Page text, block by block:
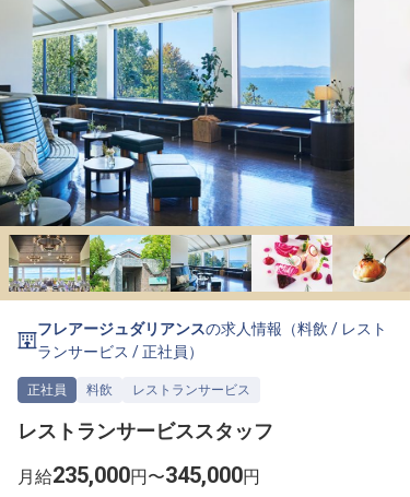
就職・転職 合同説明会
おもてなしHRについて
ご利用の流れ
よくある質問
ホテル・宿泊業界情報コラム
無料 転職サポートに申し込む
フレアージュダリアンスの求人情報（料飲 / レスト
ランサービス /正社員 ）
正社員 料飲 レストランサービス
レストランサービススタッフ
月給235,000円〜345,000円